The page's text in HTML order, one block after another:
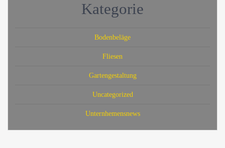
Kategorie
Bodenbeläge
Fliesen
Gartengestaltung
Uncategorized
Unternhemensnews